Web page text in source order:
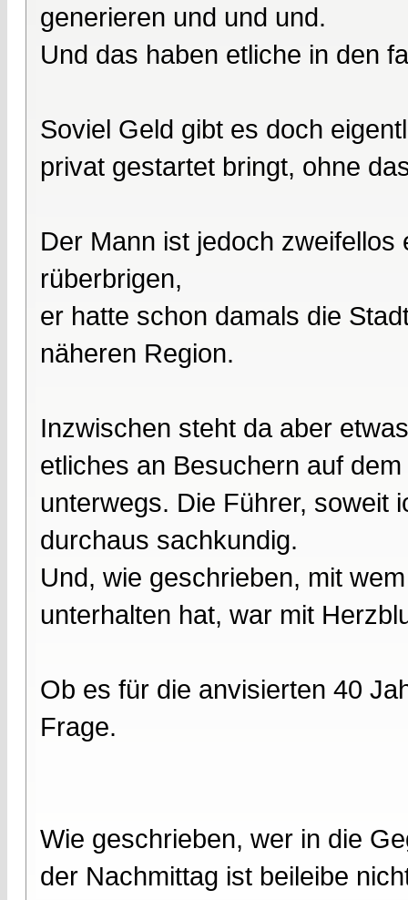
generieren und und und.
Und das haben etliche in den
Soviel Geld gibt es doch
privat gestartet bringt, ohne
Der Mann ist jedoch
rüberbrigen,
er hatte schon damals die
näheren Region.
Inzwischen steht da aber
etliches an Besuchern auf
unterwegs. Die Führer, soweit
durchaus sachkundig.
Und, wie geschrieben, mit
unterhalten hat, war mit
Ob es für die anvisierten 40
Frage.
Wie geschrieben, wer in die
der Nachmittag ist beileibe